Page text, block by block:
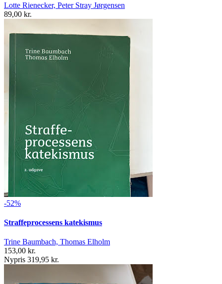
Lotte Rienecker, Peter Stray Jørgensen
89,00 kr.
-52%
Straffeprocessens katekismus
Trine Baumbach, Thomas Elholm
153,00 kr.
Nypris 319,95 kr.